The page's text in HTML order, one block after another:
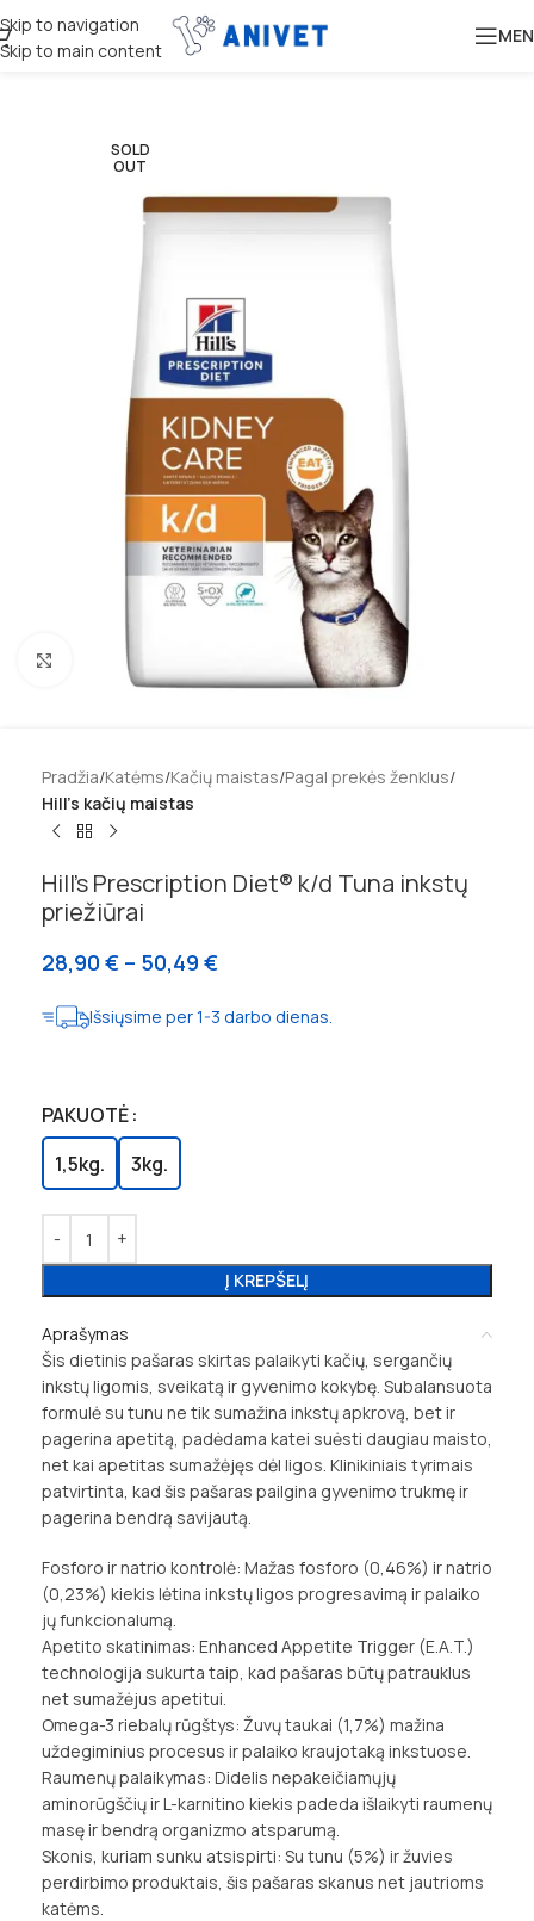
Skip to navigation
Skip to main content
SOLD
OUT
Padidinti
Pradžia Katėms Kačių maistas Pagal prekės ženklus
Hill's kačių maistas
Hill’s Prescription Diet® k/d Tuna inkstų
priežiūrai
28,90 € – 50,49 €
Išsiųsime per 1-3 darbo dienas.
PAKUOTĖ
1,5kg.
3kg.
Į KREPŠELĮ
Aprašymas
Šis dietinis pašaras skirtas palaikyti kačių, sergančių
inkstų ligomis, sveikatą ir gyvenimo kokybę. Subalansuota
formulė su tunu ne tik sumažina inkstų apkrovą, bet ir
pagerina apetitą, padėdama katei suėsti daugiau maisto,
net kai apetitas sumažėjęs dėl ligos. Klinikiniais tyrimais
patvirtinta, kad šis pašaras pailgina gyvenimo trukmę ir
pagerina bendrą savijautą.
Fosforo ir natrio kontrolė: Mažas fosforo (0,46%) ir natrio
(0,23%) kiekis lėtina inkstų ligos progresavimą ir palaiko
jų funkcionalumą.
Apetito skatinimas: Enhanced Appetite Trigger (E.A.T.)
technologija sukurta taip, kad pašaras būtų patrauklus
net sumažėjus apetitui.
Omega-3 riebalų rūgštys: Žuvų taukai (1,7%) mažina
uždegiminius procesus ir palaiko kraujotaką inkstuose.
Raumenų palaikymas: Didelis nepakeičiamųjų
aminorūgščių ir L-karnitino kiekis padeda išlaikyti raumenų
masę ir bendrą organizmo atsparumą.
Skonis, kuriam sunku atsispirti: Su tunu (5%) ir žuvies
perdirbimo produktais, šis pašaras skanus net jautrioms
katėms.